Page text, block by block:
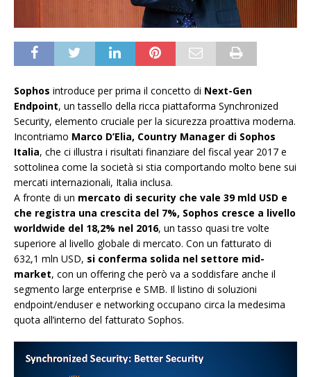
Sophos introduce per prima il concetto di Next-Gen
Endpoint, un tassello della ricca piattaforma Synchronized
Security, elemento cruciale per la sicurezza proattiva moderna.
Incontriamo Marco D’Elia, Country Manager di Sophos
Italia, che ci illustra i risultati finanziare del fiscal year 2017 e
sottolinea come la società si stia comportando molto bene sui
mercati internazionali, Italia inclusa.
A fronte di un mercato di security che vale 39 mld USD e
che registra una crescita del 7%, Sophos cresce a livello
worldwide del 18,2% nel 2016, un tasso quasi tre volte
superiore al livello globale di mercato. Con un fatturato di
632,1 mln USD, si conferma solida nel settore mid-
market, con un offering che però va a soddisfare anche il
segmento large enterprise e SMB. Il listino di soluzioni
endpoint/enduser e networking occupano circa la medesima
quota all’interno del fatturato Sophos.